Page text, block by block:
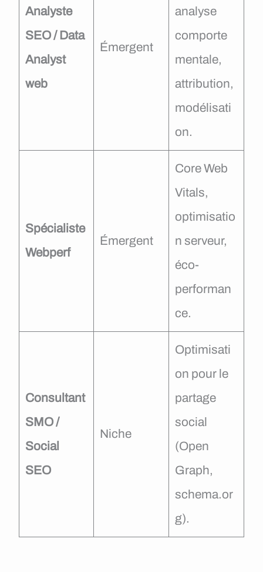
Analyste
SEO / Data
Analyst
web
Émergent
analyse
comporte
mentale,
attribution,
modélisati
on.
Spécialiste
Webperf
Émergent
Core Web
Vitals,
optimisatio
n serveur,
éco-
performan
ce.
Consultant
SMO /
Social
SEO
Niche
Optimisati
on pour le
partage
social
(Open
Graph,
schema.or
g).